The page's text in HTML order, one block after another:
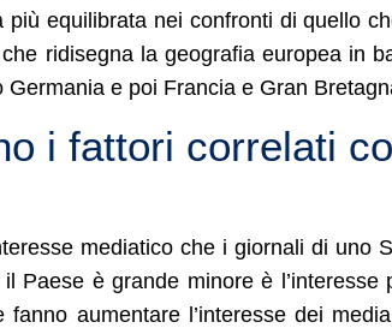
più equilibrata nei confronti di quello
ridisegna la geografia europea in
e poi Francia e Gran
i fattori correlati
mediatico che i giornali di uno
Paese è grande minore è
fanno aumentare l’interesse dei